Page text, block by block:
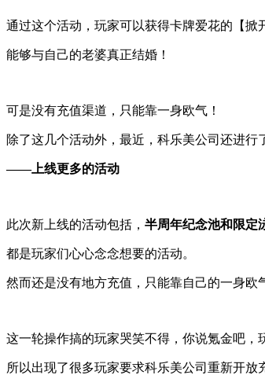
通过这个活动，玩家可以获得卡牌爱花的【掀
能够与自己的老婆真正结婚！
可是没有充值渠道，只能靠一身欧气！
除了这几个活动外，最近，科乐美公司还进行
——上线更多的活动
此次新上线的活动包括， 半周年纪念池和限定
都是玩家们心心念念想要的活动。
然而还是没有地方充值，只能靠自己的一身欧
这一轮操作搞的玩家哭笑不得，你说氪金吧
所以出现了很多玩家要求科乐美公司重新开放